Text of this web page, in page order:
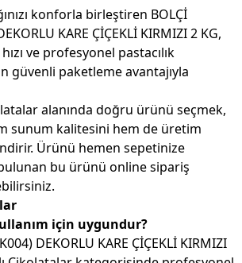
konforla birleştiren BOLÇİ
KARE ÇİÇEKLİ KIRMIZI 2 KG,
ve profesyonel pastacılık
güvenli paketleme avantajıyla
alanında doğru ürünü seçmek,
sunum kalitesini hem de üretim
Ürünü hemen sepetinize
bu ürünü online sipariş
için uygundur?
DEKORLU KARE ÇİÇEKLİ KIRMIZI